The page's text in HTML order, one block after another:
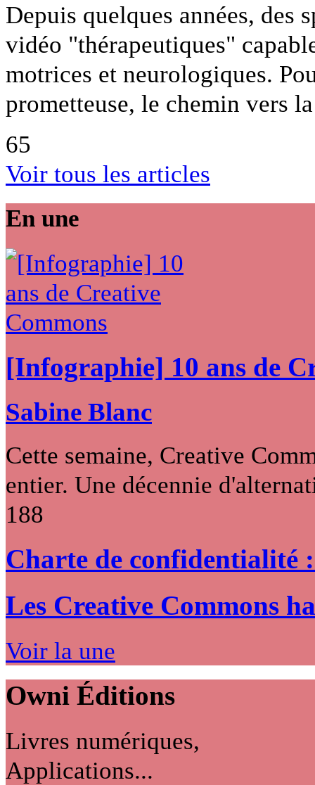
Depuis quelques années, des
vidéo "thérapeutiques"
motrices et neurologiques.
prometteuse, le chemin vers
65
Voir tous les articles
En une
[Infographie] 10 ans de
Sabine Blanc
Cette semaine, Creative
entier. Une décennie
188
Charte de confidentialité
Les Creative Commons
Voir la une
Owni Éditions
Livres numériques,
Applications...